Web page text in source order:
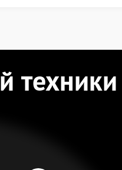
техники